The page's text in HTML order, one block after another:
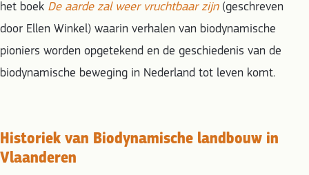
het boek De aarde zal weer vruchtbaar zijn(geschreven
door Ellen Winkel) waarin verhalen van biodynamische
pioniers worden opgetekend en de geschiedenis van de
biodynamische beweging in Nederland tot leven komt.
Historiek van Biodynamische landbouw in
Vlaanderen